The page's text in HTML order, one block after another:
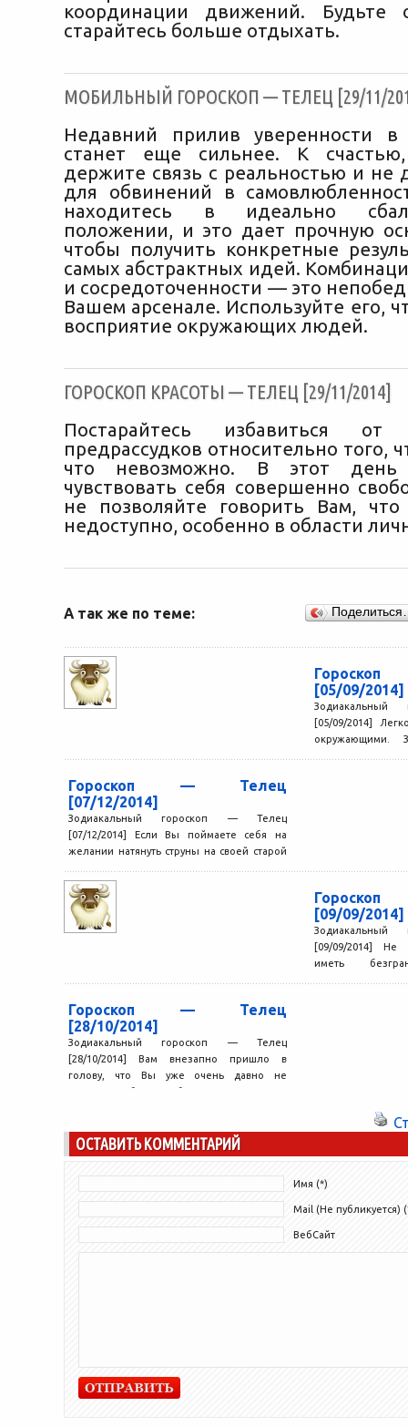
координации движений. Будьте
старайтесь больше отдыхать.
МОБИЛЬНЫЙ ГОРОСКОП — ТЕЛЕЦ [29/11/
Недавний прилив уверенности в
станет еще сильнее. К
держите связь с реальностью и не
для обвинений в
находитесь в идеально
положении, и это дает прочную
чтобы получить конкретные
самых абстрактных идей.
и сосредоточенности — это
Вашем арсенале. Используйте его,
восприятие окружающих людей.
ГОРОСКОП КРАСОТЫ — ТЕЛЕЦ [29/11/2014]
Постарайтесь избавиться
предрассудков относительно того,
что невозможно. В этот
чувствовать себя совершенно
не позволяйте говорить Вам,
недоступно, особенно в области
А так же по теме:
[05/09/2014]
[05/09/2014]
окружающими.
Гороскоп — Телец
[07/12/2014]
Зодиакальный гороскоп — Телец
[07/12/2014] Если Вы поймаете себя на
желании натянуть струны на своей старой
[09/09/2014]
[09/09/2014] Не
иметь
Гороскоп — Телец
[28/10/2014]
Зодиакальный гороскоп — Телец
[28/10/2014] Вам внезапно пришло в
голову, что Вы уже очень давно не
покупали себе что-нибудь приятное....
ОСТАВИТЬ КОММЕНТАРИЙ
Имя (*)
Mail (Не публикуется)
ВебСайт